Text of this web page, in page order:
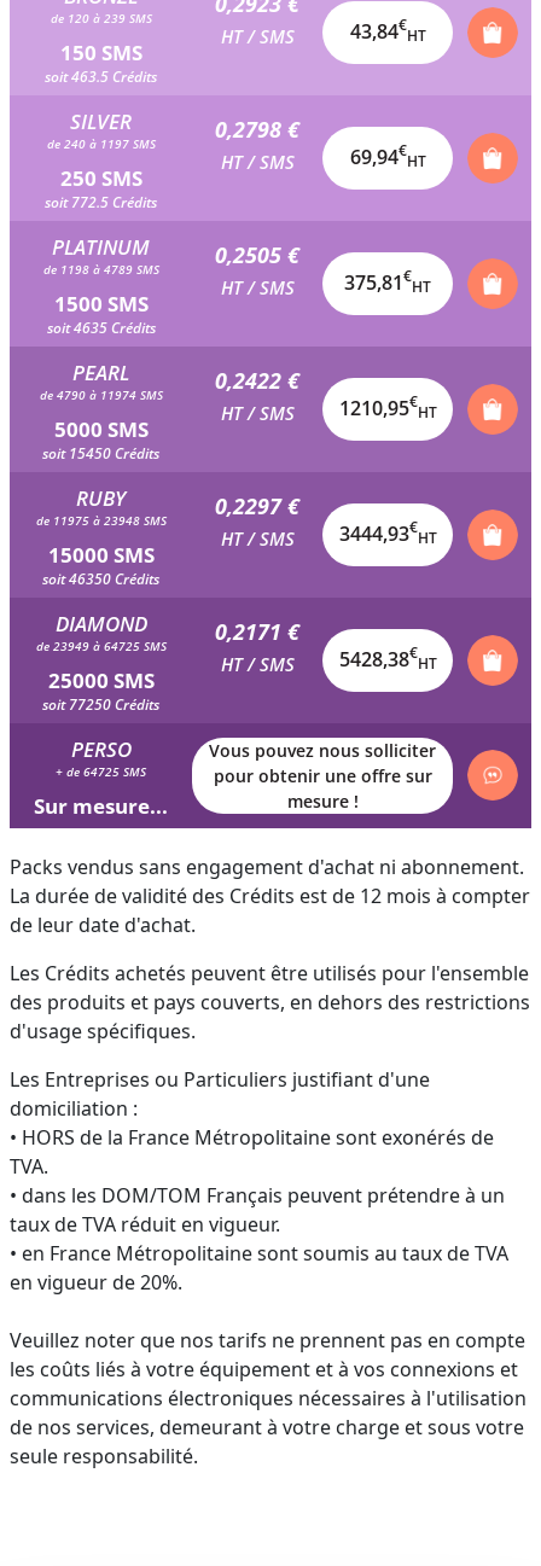
de 120 à 239 SMS
150 SMS
soit 463.5 Crédits
HT / SMS 43,84€
HT
SILVER
de 240 à 1197 SMS
250 SMS
soit 772.5 Crédits
0,2798 €
HT / SMS 69,94€
HT
PLATINUM
de 1198 à 4789 SMS
1500 SMS
soit 4635 Crédits
0,2505 €
HT / SMS 375,81€
HT
PEARL
de 4790 à 11974 SMS
5000 SMS
soit 15450 Crédits
0,2422 €
HT / SMS 1210,95€
HT
RUBY
de 11975 à 23948 SMS
15000 SMS
soit 46350 Crédits
0,2297 €
HT / SMS 3444,93€
HT
DIAMOND
de 23949 à 64725 SMS
25000 SMS
soit 77250 Crédits
0,2171 €
HT / SMS 5428,38€
HT
PERSO
+ de 64725 SMS
Sur mesure...
Vous pouvez nous solliciter
pour obtenir une offre sur
mesure !
Packs vendus sans engagement d'achat ni abonnement.
La durée de validité des Crédits est de 12 mois à compter
de leur date d'achat.
Les Crédits achetés peuvent être utilisés pour l'ensemble
des produits et pays couverts, en dehors des restrictions
d'usage spécifiques.
Les Entreprises ou Particuliers justifiant d'une
domiciliation :
• HORS de la France Métropolitaine sont exonérés de
TVA.
• dans les DOM/TOM Français peuvent prétendre à un
taux de TVA réduit en vigueur.
• en France Métropolitaine sont soumis au taux de TVA
en vigueur de 20%.
Veuillez noter que nos tarifs ne prennent pas en compte
les coûts liés à votre équipement et à vos connexions et
communications électroniques nécessaires à l'utilisation
de nos services, demeurant à votre charge et sous votre
seule responsabilité.